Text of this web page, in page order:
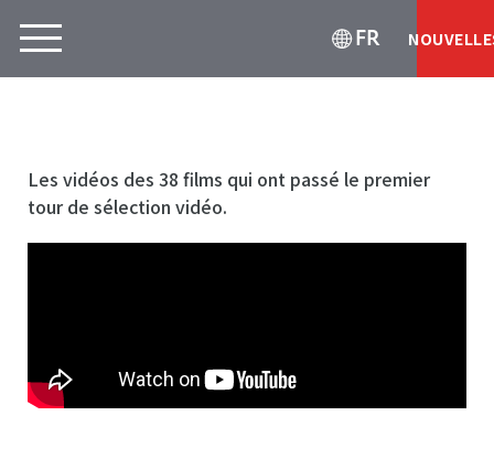
FR
Les vidéos des 38 films qui ont passé le premier
tour de sélection vidéo.